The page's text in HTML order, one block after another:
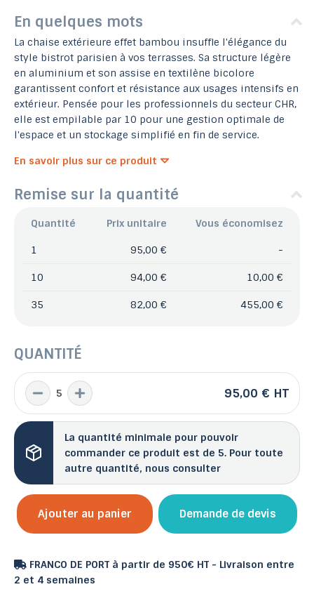
En quelques mots
La chaise extérieure effet bambou insuffle l'élégance du
style bistrot parisien à vos terrasses. Sa structure légère
en aluminium et son assise en textilène bicolore
garantissent confort et résistance aux usages intensifs en
extérieur. Pensée pour les professionnels du secteur CHR,
elle est empilable par 10 pour une gestion optimale de
l'espace et un stockage simplifié en fin de service.
En savoir plus sur ce produit
Remise sur la quantité
Quantité Prix unitaire Vous économisez
1 95,00 € -
10 94,00 € 10,00 €
35 82,00 € 455,00 €
QUANTITÉ
95,00 € HT
La quantité minimale pour pouvoir
commander ce produit est de 5. Pour toute
autre quantité, nous consulter
Ajouter au panier Demande de devis
FRANCO DE PORT à partir de 950€ HT - Livraison entre
2 et 4 semaines